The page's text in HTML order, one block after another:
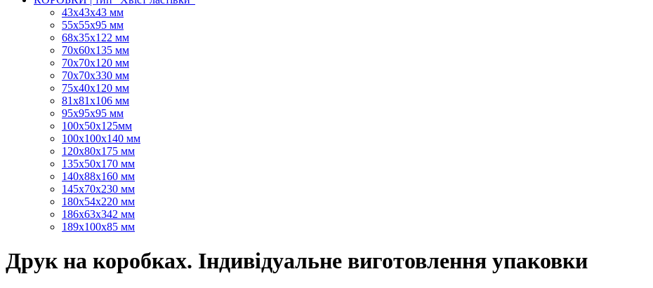
43х43х43 мм
55х55х95 мм
68х35х122 мм
70х60х135 мм
70х70х120 мм
70х70х330 мм
75х40х120 мм
81х81х106 мм
95х95х95 мм
100х50х125мм
100х100х140 мм
120х80х175 мм
135х50х170 мм
140х88х160 мм
145х70х230 мм
180х54х220 мм
186х63х342 мм
189х100х85 мм
Друк на коробках. Індивідуальне виготовлення упаковки